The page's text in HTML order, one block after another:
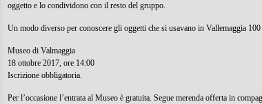
oggetto e lo condividono con il resto del gruppo.
Un modo diverso per conoscere gli oggetti che si usavano in Vallemaggia
Museo di Valmaggia
18 ottobre 2017, ore 14:00
Iscrizione obbligatoria.
Per l’occasione l’entrata al Museo è gratuita. Segue merenda offerta in